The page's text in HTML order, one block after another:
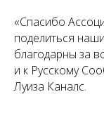
«Спасибо
поделиться
благодарны за
и к Русскому
Луиза Каналс.